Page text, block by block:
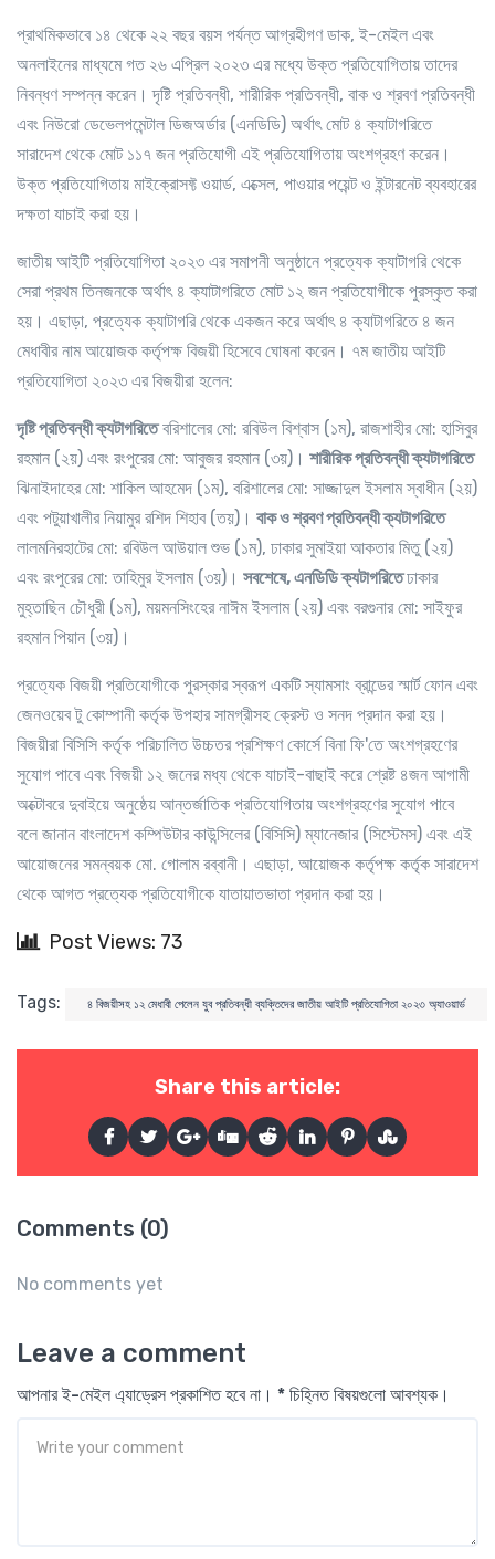
প্রাথমিকভাবে ১৪ থেকে ২২ বছর বয়স পর্যন্ত আগ্রহীগণ ডাক, ই-মেইল এবং
অনলাইনের মাধ্যমে গত ২৬ এপ্রিল ২০২৩ এর মধ্যে উক্ত প্রতিযোগিতায় তাদের
নিবন্ধণ সম্পন্ন করেন। দৃষ্টি প্রতিবন্ধী, শারীরিক প্রতিবন্ধী, বাক ও শ্রবণ প্রতিবন্ধী
এবং নিউরো ডেভেলপমেন্টাল ডিজঅর্ডার (এনডিডি) অর্থাৎ মোট ৪ ক্যাটাগরিতে
সারাদেশ থেকে মোট ১১৭ জন প্রতিযোগী এই প্রতিযোগিতায় অংশগ্রহণ করেন।
উক্ত প্রতিযোগিতায় মাইক্রোসফ্ট ওয়ার্ড, এক্সেল, পাওয়ার পয়েন্ট ও ইন্টারনেট ব্যবহারের
দক্ষতা যাচাই করা হয়।
জাতীয় আইটি প্রতিযোগিতা ২০২৩ এর সমাপনী অনুষ্ঠানে প্রত্যেক ক্যাটাগরি থেকে
সেরা প্রথম তিনজনকে অর্থাৎ ৪ ক্যাটাগরিতে মোট ১২ জন প্রতিযোগীকে পুরস্কৃত করা
হয়। এছাড়া, প্রত্যেক ক্যাটাগরি থেকে একজন করে অর্থাৎ ৪ ক্যাটাগরিতে ৪ জন
মেধাবীর নাম আয়োজক কর্তৃপক্ষ বিজয়ী হিসেবে ঘোষনা করেন। ৭ম জাতীয় আইটি
প্রতিযোগিতা ২০২৩ এর বিজয়ীরা হলেন:
দৃষ্টি প্রতিবন্ধী ক্যটাগরিতেবরিশালের মো: রবিউল বিশ্বাস (১ম), রাজশাহীর মো: হাসিবুর
রহমান (২য়) এবং রংপুরের মো: আবুজর রহমান (৩য়)। শারীরিক প্রতিবন্ধী ক্যটাগরিতে
ঝিনাইদাহের মো: শাকিল আহমেদ (১ম), বরিশালের মো: সাজ্জাদুল ইসলাম স্বাধীন (২য়)
এবং পটুয়াখালীর নিয়ামুর রশিদ শিহাব (তয়)। বাক ও শ্রবণ প্রতিবন্ধী ক্যটাগরিতে
লালমনিরহাটের মো: রবিউল আউয়াল শুভ (১ম), ঢাকার সুমাইয়া আকতার মিতু (২য়)
এবং রংপুরের মো: তাহিমুর ইসলাম (৩য়)। সবশেষে, এনডিডি ক্যটাগরিতেঢাকার
মুহ্তাছিন চৌধুরী (১ম), ময়মনসিংহের নাঈম ইসলাম (২য়) এবং বরগুনার মো: সাইফুর
রহমান পিয়ান (৩য়)।
প্রত্যেক বিজয়ী প্রতিযোগীকে পুরস্কার স্বরূপ একটি স্যামসাং ব্রান্ডের স্মার্ট ফোন এবং
জেনওয়েব টু কোম্পানী কর্তৃক উপহার সামগ্রীসহ ক্রেস্ট ও সনদ প্রদান করা হয়।
বিজয়ীরা বিসিসি কর্তৃক পরিচালিত উচ্চতর প্রশিক্ষণ কোর্সে বিনা ফি'তে অংশগ্রহণের
সুযোগ পাবে এবং বিজয়ী ১২ জনের মধ্য থেকে যাচাই-বাছাই করে শ্রেষ্ট ৪জন আগামী
অক্টোবরে দুবাইয়ে অনুষ্ঠেয় আন্তর্জাতিক প্রতিযোগিতায় অংশগ্রহণের সুযোগ পাবে
বলে জানান বাংলাদেশ কম্পিউটার কাউন্সিলের (বিসিসি) ম্যানেজার (সিস্টেমস) এবং এই
আয়োজনের সমন্বয়ক মো. গোলাম রব্বানী। এছাড়া, আয়োজক কর্তৃপক্ষ কর্তৃক সারাদেশ
থেকে আগত প্রত্যেক প্রতিযোগীকে যাতায়াতভাতা প্রদান করা হয়।
Post Views: 73
Tags: ৪ বিজয়ীসহ ১২ মেধাবী পেলেন যুব প্রতিবন্ধী ব্যক্তিদের জাতীয় আইটি প্রতিযোগিতা ২০২৩ অ্যাওয়ার্ড
Share this article:
Comments (0)
No comments yet
Leave a comment
আপনার ই-মেইল এ্যাড্রেস প্রকাশিত হবে না। * চিহ্নিত বিষয়গুলো আবশ্যক।